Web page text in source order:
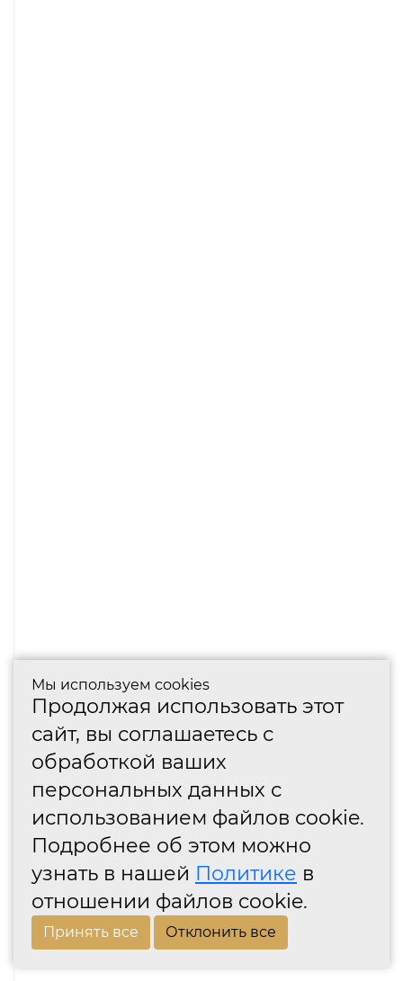
Мы используем cookies
Продолжая использовать этот
сайт, вы соглашаетесь с
обработкой ваших
персональных данных с
использованием файлов cookie.
Подробнее об этом можно
узнать в нашей Политике в
отношении файлов cookie.
Принять все Отклонить все